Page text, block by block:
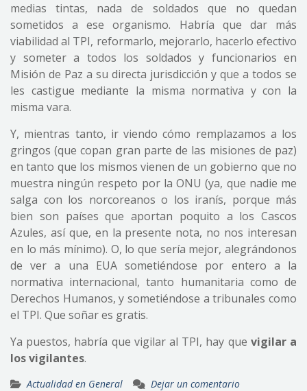
medias tintas, nada de soldados que no quedan
sometidos a ese organismo. Habría que dar más
viabilidad al TPI, reformarlo, mejorarlo, hacerlo efectivo
y someter a todos los soldados y funcionarios en
Misión de Paz a su directa jurisdicción y que a todos se
les castigue mediante la misma normativa y con la
misma vara.
Y, mientras tanto, ir viendo cómo remplazamos a los
gringos (que copan gran parte de las misiones de paz)
en tanto que los mismos vienen de un gobierno que no
muestra ningún respeto por la ONU (ya, que nadie me
salga con los norcoreanos o los iranís, porque más
bien son países que aportan poquito a los Cascos
Azules, así que, en la presente nota, no nos interesan
en lo más mínimo). O, lo que sería mejor, alegrándonos
de ver a una EUA sometiéndose por entero a la
normativa internacional, tanto humanitaria como de
Derechos Humanos, y sometiéndose a tribunales como
el TPI. Que soñar es gratis.
Ya puestos, habría que vigilar al TPI, hay que vigilar a
los vigilantes.
Actualidad en General Dejar un comentario